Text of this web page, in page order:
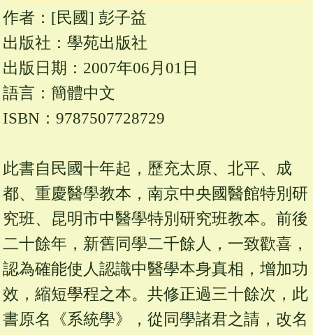
作者：[民國] 彭子益
出版社：學苑出版社
出版日期：2007年06月01日
語言：簡體中文
ISBN：9787507728729
此書自民國十年起，歷充太原、北平、成
都、重慶醫學教本，南京中央國醫館特別研
究班、昆明市中醫學特別研究班教本。前後
二十餘年，新舊同學二千餘人，一致歡喜，
認為確能使人認識中醫學本身真相，增加功
效，縮短學程之本。共修正過三十餘次，此
書原名《系統學》，從同學諸君之請，改名